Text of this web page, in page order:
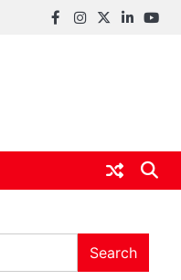
Facebook
instagram
twitter
linkedin
Search